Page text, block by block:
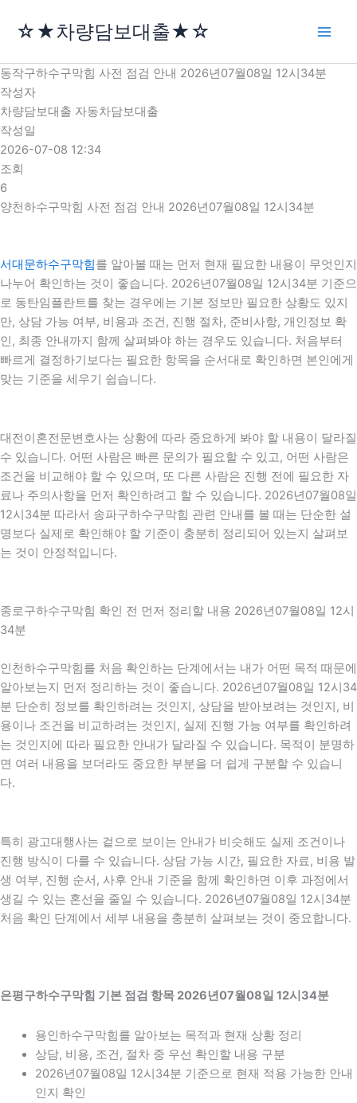
로
건
너
뛰
기
☆★차량담보대출★☆
동작구하수구막힘 사전 점검 안내 2026년07월08일 12시34분
작성자
차량담보대출 자동차담보대출
작성일
2026-07-08 12:34
조회
6
양천하수구막힘 사전 점검 안내 2026년07월08일 12시34분
서대문하수구막힘를 알아볼 때는 먼저 현재 필요한 내용이 무엇인지
나누어 확인하는 것이 좋습니다. 2026년07월08일 12시34분 기준으
로 동탄임플란트를 찾는 경우에는 기본 정보만 필요한 상황도 있지
만, 상담 가능 여부, 비용과 조건, 진행 절차, 준비사항, 개인정보 확
인, 최종 안내까지 함께 살펴봐야 하는 경우도 있습니다. 처음부터
빠르게 결정하기보다는 필요한 항목을 순서대로 확인하면 본인에게
맞는 기준을 세우기 쉽습니다.
대전이혼전문변호사는 상황에 따라 중요하게 봐야 할 내용이 달라질
수 있습니다. 어떤 사람은 빠른 문의가 필요할 수 있고, 어떤 사람은
조건을 비교해야 할 수 있으며, 또 다른 사람은 진행 전에 필요한 자
료나 주의사항을 먼저 확인하려고 할 수 있습니다. 2026년07월08일
12시34분 따라서 송파구하수구막힘 관련 안내를 볼 때는 단순한 설
명보다 실제로 확인해야 할 기준이 충분히 정리되어 있는지 살펴보
는 것이 안정적입니다.
종로구하수구막힘 확인 전 먼저 정리할 내용 2026년07월08일 12시
34분
인천하수구막힘를 처음 확인하는 단계에서는 내가 어떤 목적 때문에
알아보는지 먼저 정리하는 것이 좋습니다. 2026년07월08일 12시34
분 단순히 정보를 확인하려는 것인지, 상담을 받아보려는 것인지, 비
용이나 조건을 비교하려는 것인지, 실제 진행 가능 여부를 확인하려
는 것인지에 따라 필요한 안내가 달라질 수 있습니다. 목적이 분명하
면 여러 내용을 보더라도 중요한 부분을 더 쉽게 구분할 수 있습니
다.
특히 광고대행사는 겉으로 보이는 안내가 비슷해도 실제 조건이나
진행 방식이 다를 수 있습니다. 상담 가능 시간, 필요한 자료, 비용 발
생 여부, 진행 순서, 사후 안내 기준을 함께 확인하면 이후 과정에서
생길 수 있는 혼선을 줄일 수 있습니다. 2026년07월08일 12시34분
처음 확인 단계에서 세부 내용을 충분히 살펴보는 것이 중요합니다.
은평구하수구막힘 기본 점검 항목 2026년07월08일 12시34분
용인하수구막힘를 알아보는 목적과 현재 상황 정리
상담, 비용, 조건, 절차 중 우선 확인할 내용 구분
2026년07월08일 12시34분 기준으로 현재 적용 가능한 안내
인지 확인